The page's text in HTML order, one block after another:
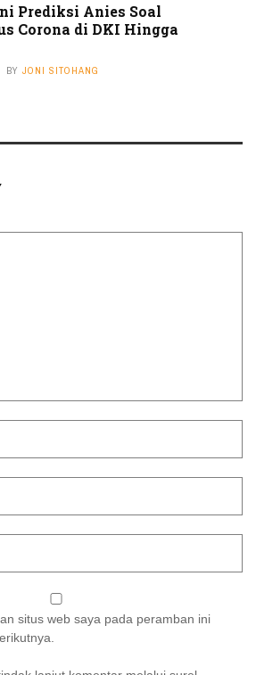
Prediksi Anies Soal
Corona di DKI Hingga
BY JONI SITOHANG
situs web saya pada peramban ini